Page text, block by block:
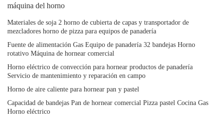
máquina del horno
Materiales de soja 2 horno de cubierta de capas y transportador de
mezcladores horno de pizza para equipos de panadería
Fuente de alimentación Gas Equipo de panadería 32 bandejas Horno
rotativo Máquina de hornear comercial
Horno eléctrico de convección para hornear productos de panadería
Servicio de mantenimiento y reparación en campo
Horno de aire caliente para hornear pan y pastel
Capacidad de bandejas Pan de hornear comercial Pizza pastel Cocina Gas
Horno eléctrico